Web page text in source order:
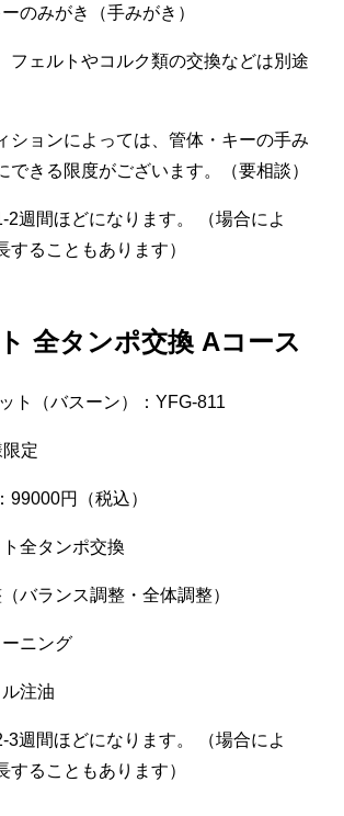
のみがき（手みがき）
フェルトやコルク類の交換などは別途
ションによっては、管体・キーの手み
できる限度がございます。（要相談）
週間ほどになります。 （場合によ
することもあります）
全タンポ交換 Aコース
ト（バスーン）：YFG-811
定
99000円（税込）
全タンポ交換
バランス調整・全体調整）
ニング
注油
週間ほどになります。 （場合によ
することもあります）